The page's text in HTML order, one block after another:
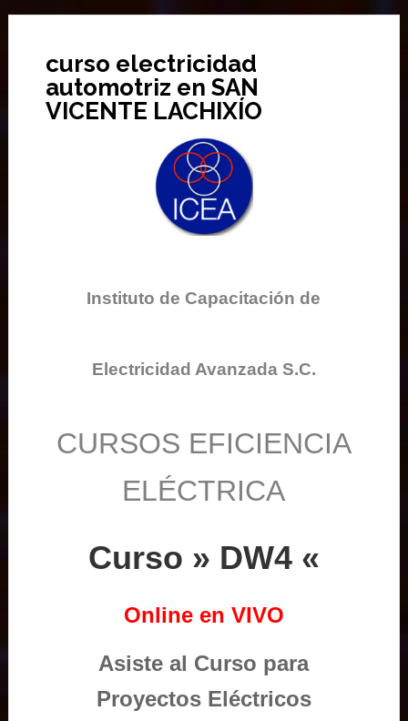
curso electricidad
automotriz en SAN
VICENTE LACHIXÍO
Instituto de Capacitación de
Electricidad Avanzada S.C.
CURSOS EFICIENCIA
ELÉCTRICA
Curso » DW4 «
Online en VIVO
Asiste al Curso para
Proyectos Eléctricos